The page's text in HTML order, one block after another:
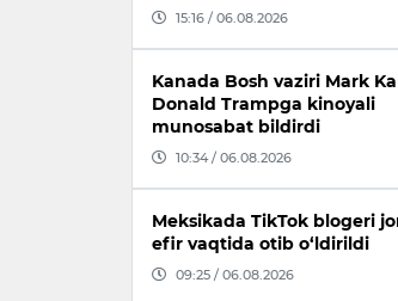
15:16 / 06.08.2026
Kanada Bosh vaziri Mark
Donald Trampga kinoyali
munosabat bildirdi
10:34 / 06.08.2026
Meksikada TikTok blogeri
efir vaqtida otib o‘ldirildi
09:25 / 06.08.2026